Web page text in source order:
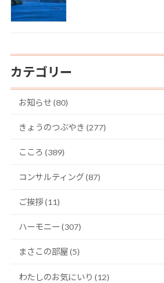
カテゴリー
お知らせ (80)
きょうのつぶやき (277)
こころ (389)
コンサルティング (87)
ご挨拶 (11)
ハーモニー (307)
まさこの部屋 (5)
わたしのお気にいり (12)